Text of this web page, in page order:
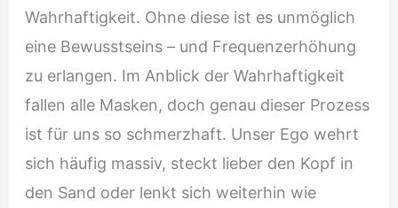
Wahrhaftigkeit. Ohne diese ist es unmöglich
eine Bewusstseins – und Frequenzerhöhung
zu erlangen. Im Anblick der Wahrhaftigkeit
fallen alle Masken, doch genau dieser Prozess
ist für uns so schmerzhaft. Unser Ego wehrt
sich häufig massiv, steckt lieber den Kopf in
den Sand oder lenkt sich weiterhin wie